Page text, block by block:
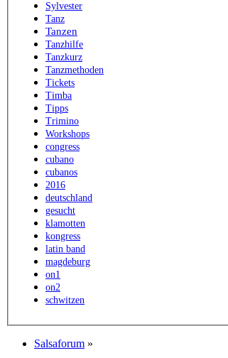
Sylvester
Tanz
Tanzen
Tanzhilfe
Tanzkurz
Tanzmethoden
Tickets
Timba
Tipps
Trimino
Workshops
congress
cubano
cubanos
2016
deutschland
gesucht
klamotten
kongress
latin band
magdeburg
on1
on2
schwitzen
Salsaforum »